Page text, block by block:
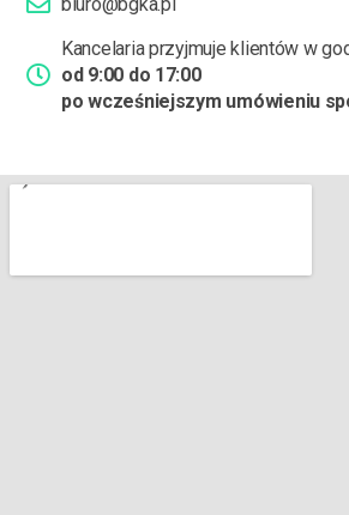
Kancelaria przyjmuje klientów w
od 9:00 do 17:00
po wcześniejszym umówieniu